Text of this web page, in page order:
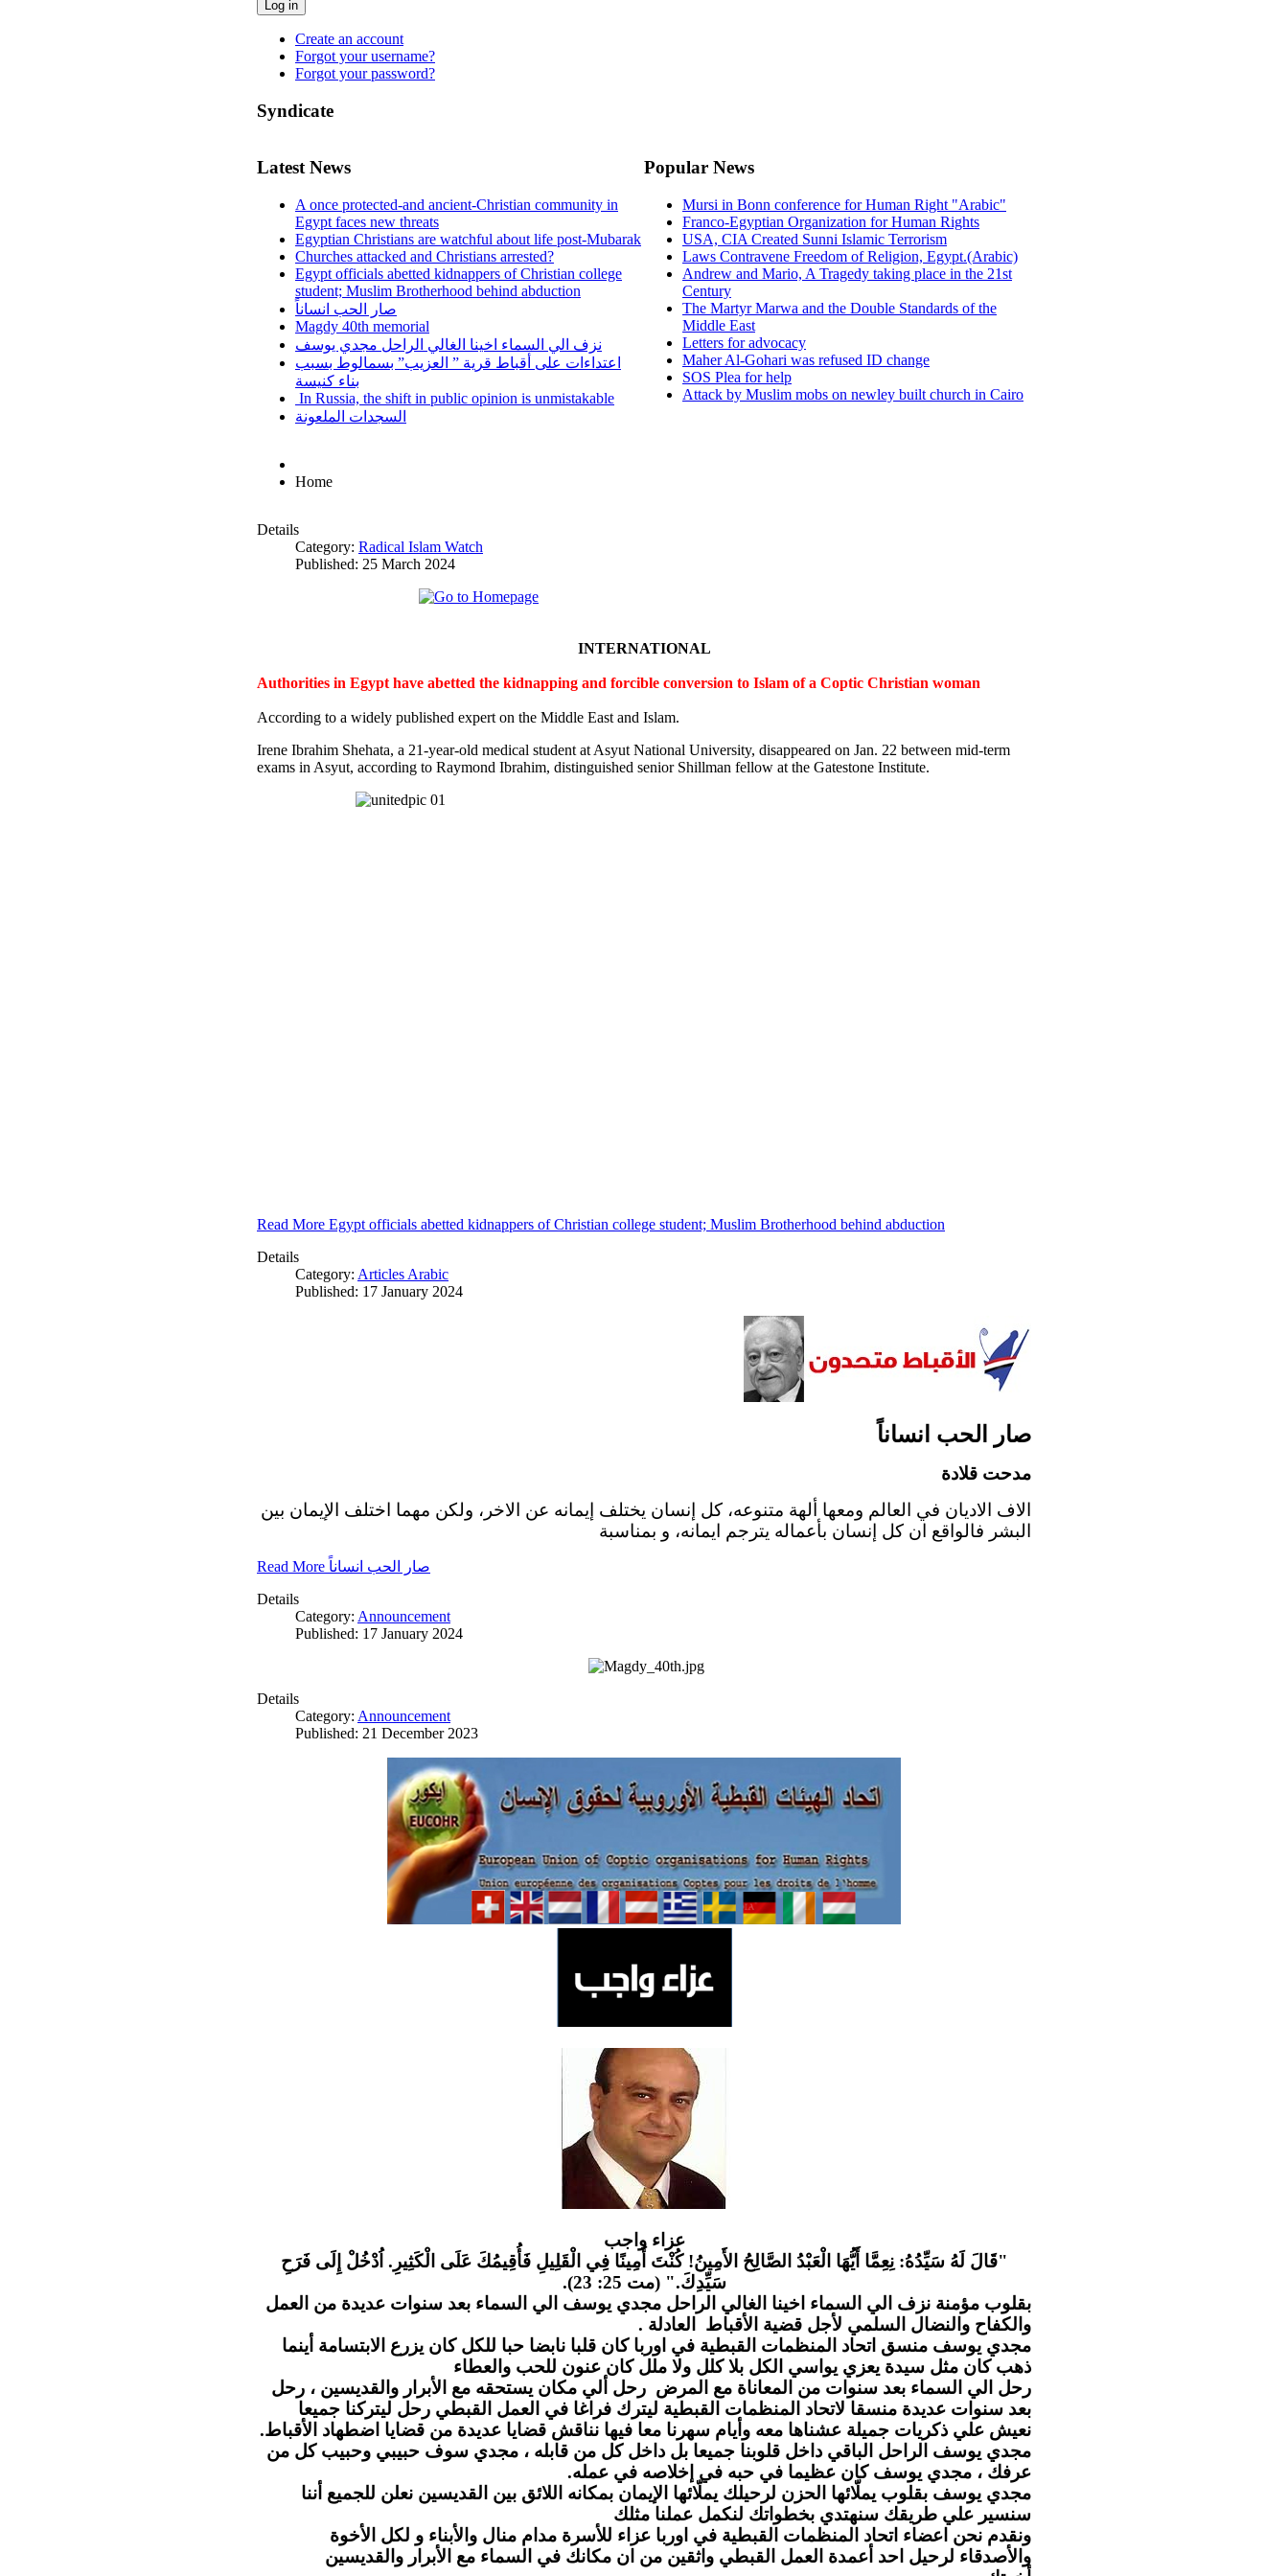
Log in
Create an account
Forgot your username?
Forgot your password?
Syndicate
Latest News
A once protected-and ancient-Christian community in
Egypt faces new threats
Egyptian Christians are watchful about life post-Mubarak
Churches attacked and Christians arrested?
Egypt officials abetted kidnappers of Christian college
student; Muslim Brotherhood behind abduction
صار الحب انساناً
Magdy 40th memorial
نزف الي السماء اخينا الغالي الراحل مجدي يوسف
اعتداءات على أقباط قرية ” العزيب” بسمالوط بسبب
بناء كنيسة
In Russia, the shift in public opinion is unmistakable
السجدات الملعونة
Popular News
Mursi in Bonn conference for Human Right "Arabic"
Franco-Egyptian Organization for Human Rights
USA, CIA Created Sunni Islamic Terrorism
Laws Contravene Freedom of Religion, Egypt.(Arabic)
Andrew and Mario, A Tragedy taking place in the 21st
Century
The Martyr Marwa and the Double Standards of the
Middle East
Letters for advocacy
Maher Al-Gohari was refused ID change
SOS Plea for help
Attack by Muslim mobs on newley built church in Cairo
Home
Details
Category: Radical Islam Watch
Published: 25 March 2024
INTERNATIONAL
Authorities in Egypt have abetted the kidnapping and forcible conversion to Islam of a Coptic Christian woman
According to a widely published expert on the Middle East and Islam.
Irene Ibrahim Shehata, a 21-year-old medical student at Asyut National University, disappeared on Jan. 22 between mid-term
exams in Asyut, according to Raymond Ibrahim, distinguished senior Shillman fellow at the Gatestone Institute.
Read More Egypt officials abetted kidnappers of Christian college student; Muslim Brotherhood behind abduction
Details
Category: Articles Arabic
Published: 17 January 2024
صار الحب انساناً
مدحت قلادة
الاف الاديان في العالم ومعها ألهة متنوعه، كل إنسان يختلف إيمانه عن الاخر، ولكن مهما اختلف الإيمان بين
البشر فالواقع ان كل إنسان بأعماله يترجم ايمانه، و بمناسبة
Read More صار الحب انساناً
Details
Category: Announcement
Published: 17 January 2024
Details
Category: Announcement
Published: 21 December 2023
عزاء واجب
"قَالَ لَهُ سَيِّدُهُ: نِعِمَّا أَيُّهَا الْعَبْدُ الصَّالِحُ الأَمِينُ! كُنْتَ أَمِينًا فِي الْقَلِيلِ فَأُقِيمُكَ عَلَى الْكَثِيرِ. اُدْخُلْ إِلَى فَرَحِ
سَيِّدِكَ." (مت 25: 23).
بقلوب مؤمنة نزف الي السماء اخينا الغالي الراحل مجدي يوسف الي السماء بعد سنوات عديدة من العمل
والكفاح والنضال السلمي لأجل قضية الأقباط العادلة .
مجدي يوسف منسق اتحاد المنظمات القبطية في اوربا كان قلبا نابضا حبا للكل كان يزرع الابتسامة أينما
ذهب كان مثل سيدة يعزي يواسي الكل بلا كلل ولا ملل كان عنون للحب والعطاء
رحل الي السماء بعد سنوات من المعاناة مع المرض رحل ألي مكان يستحقه مع الأبرار والقديسين ، رحل
بعد سنوات عديدة منسقا لاتحاد المنظمات القبطية ليترك فراغا في العمل القبطي رحل ليتركنا جميعا
نعيش علي ذكريات جميلة عشناها معه وأيام سهرنا معا فيها نناقش قضايا عديدة من قضايا اضطهاد الأقباط.
مجدي يوسف الراحل الباقي داخل قلوبنا جميعا بل داخل كل من قابله ، مجدي سوف حبيبي وحبيب كل من
عرفك ، مجدي يوسف كان عظيما في حبه في إخلاصه في عمله.
مجدي يوسف بقلوب يملّائها الحزن لرحيلك يملّائها الإيمان بمكانه اللائق بين القديسين نعلن للجميع أننا
سنسير علي طريقك سنهتدي بخطواتك لنكمل عملنا مثلك
ونقدم نحن اعضاء اتحاد المنظمات القبطية في اوربا عزاء للأسرة مدام منال والأبناء و لكل الأخوة
والأصدقاء لرحيل احد أعمدة العمل القبطي واثقين من ان مكانك في السماء مع الأبرار والقديسين